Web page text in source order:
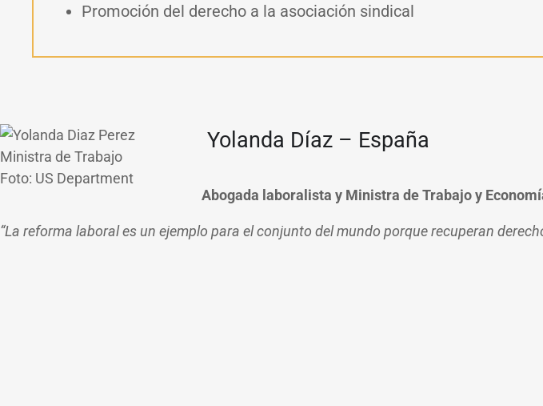
Promoción del derecho a la asociación sindical
Foto: US Department
Yolanda Díaz – España
Abogada laboralista y Ministra de Trabajo y
“La reforma laboral es un ejemplo para elconjunto del mundo porque recuperan